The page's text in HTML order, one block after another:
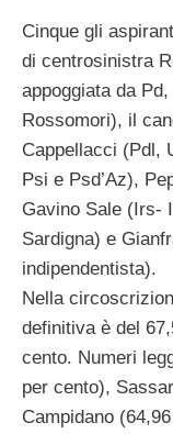
Cinque gli
di centrosinistra
appoggiata da
Rossomori), il
Cappellacci (Pdl,
Psi e Psd’Az),
Gavino Sale (Irs-
Sardigna) e
indipendentista).
Nella
definitiva è del
cento. Numeri
per cento),
Campidano